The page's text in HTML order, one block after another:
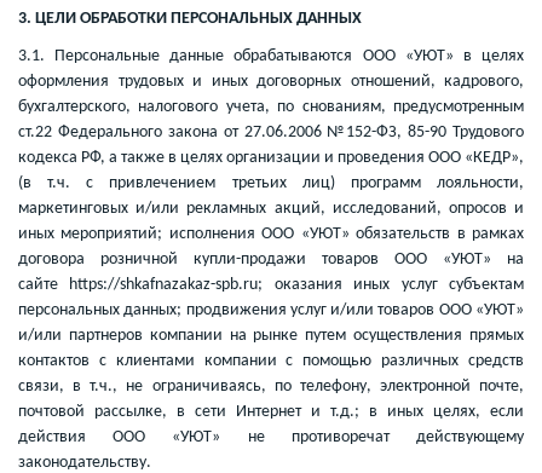
3. ЦЕЛИ ОБРАБОТКИ ПЕРСОНАЛЬНЫХ ДАННЫХ
3.1. Персональные данные обрабатываются ООО «УЮТ» в целях
оформления трудовых и иных договорных отношений, кадрового,
бухгалтерского, налогового учета, по снованиям, предусмотренным
ст.22 Федерального закона от 27.06.2006 №152-ФЗ, 85-90 Трудового
кодекса РФ, а также в целях организации и проведения ООО «КЕДР»,
(в т.ч. с привлечением третьих лиц) программ лояльности,
маркетинговых и/или рекламных акций, исследований, опросов и
иных мероприятий; исполнения ООО «УЮТ» обязательств в рамках
договора розничной купли-продажи товаров ООО «УЮТ» на
сайте https://shkafnazakaz-spb.ru; оказания иных услуг субъектам
персональных данных; продвижения услуг и/или товаров ООО «УЮТ»
и/или партнеров компании на рынке путем осуществления прямых
контактов с клиентами компании с помощью различных средств
связи, в т.ч., не ограничиваясь, по телефону, электронной почте,
почтовой рассылке, в сети Интернет и т.д.; в иных целях, если
действия ООО «УЮТ» не противоречат действующему
законодательству.